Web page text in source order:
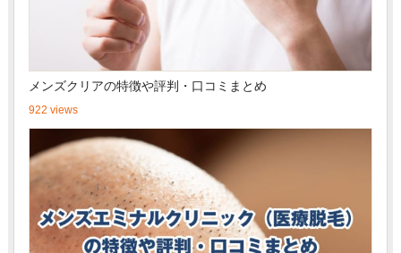
メンズクリアの特徴や評判・口コミまとめ
922 views